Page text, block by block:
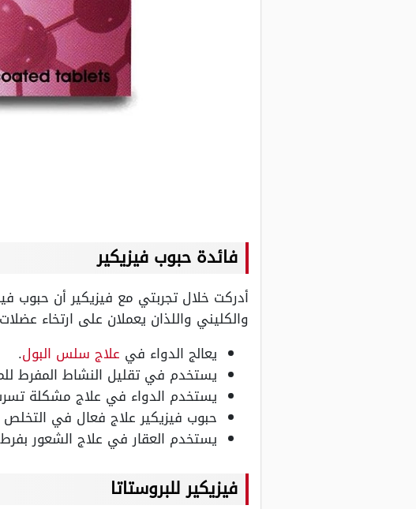
فائدة حبوب فيزيكير
أدركت خلال تجربتي مع فيزيكير أن حبوب
والكليني واللذان يعملان على ارتخاء
يعالج الدواء في علاج سلس البول.
يستخدم في تقليل النشاط المفرط
يستخدم الدواء في علاج مشكلة
حبوب فيزيكير علاج فعال في التخلص
يستخدم العقار في علاج الشعور
فيزيكير للبروستاتا